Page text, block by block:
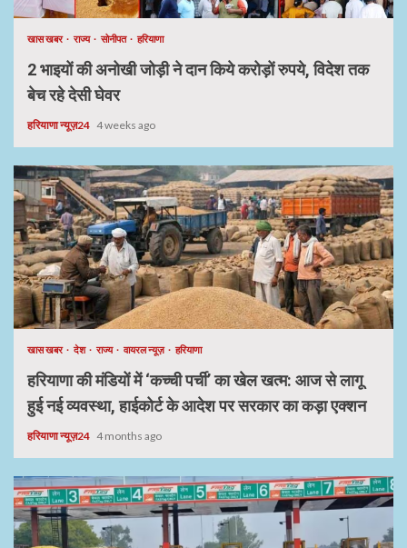
खास खबर राज्य सोनीपत हरियाणा
2 भाइयों की अनोखी जोड़ी ने दान किये करोड़ों रुपये, विदेश तक
बेच रहे देसी घेवर
हरियाणा न्यूज़24 4 weeks ago
खास खबर देश राज्य वायरल न्यूज़ हरियाणा
हरियाणा की मंडियों में ‘कच्ची पर्ची’ का खेल खत्म: आज से लागू
हुई नई व्यवस्था, हाईकोर्ट के आदेश पर सरकार का कड़ा एक्शन
हरियाणा न्यूज़24 4 months ago